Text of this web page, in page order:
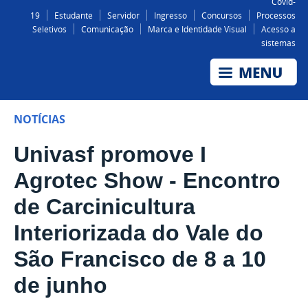
19
Estudante Servidor Ingresso Concursos
Processos
Seletivos
Comunicação Marca e Identidade Visual
Acesso a
sistemas
NOTÍCIAS
Univasf promove I
Agrotec Show - Encontro
de Carcinicultura
Interiorizada do Vale do
São Francisco de 8 a 10
de junho